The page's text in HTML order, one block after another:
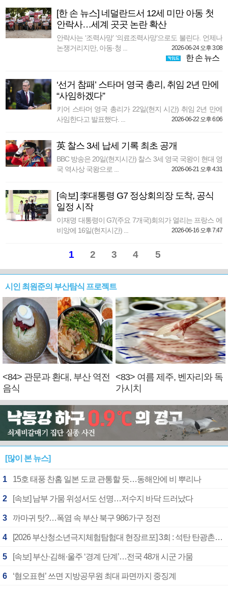
[한 손 뉴스] 네덜란드서 12세 미만 아동 첫
안락사…세계 곳곳 논란 확산
안락사는 ‘조력사망’ ‘의료조력사망’으로도 불린다. 언제나
논쟁거리지만, 아동·청 ...
2026-06-24 오후 3:08
한 손 뉴스
‘선거 참패’ 스타머 영국 총리, 취임 2년 만에
“사임하겠다”
키어 스타머 영국 총리가 22일(현지 시간) 취임 2년 만에
사임한다고 발표했다. ...
2026-06-22 오후 6:06
英 찰스 3세 납세 기록 최초 공개
BBC 방송은 20일(현지시간) 찰스 3세 영국 국왕이 현대 영
국 역사상 국왕으로 ...
2026-06-21 오후 4:31
[속보] 李대통령 G7 정상회의장 도착, 공식
일정 시작
이재명 대통령이 G7(주요 7개국)회의가 열리는 프랑스 에
비앙에 16일(현지시간) ...
2026-06-16 오후 7:47
1 2 3 4 5
시인 최원준의 부산탐식 프로젝트
<84> 관문과 환대, 부산 역전
음식
<83> 여름 제주, 벤자리와 독
가시치
[많이 본 뉴스]
1 15호 태풍 찬홈 일본 도쿄 관통할 듯…동해안에 비 뿌리나
2 [속보] 남부 가뭄 위성서도 선명…저수지 바닥 드러났다
3 까마귀 탓?…폭염 속 부산 북구 986가구 정전
4 [2026 부산청소년극지체험탐험대 현장르포] 3회 : 석탄 탄광촌에서 북극 연구의 중심지로
5 [속보] 부산·김해·울주 ‘경계 단계’…전국 48개 시군 가뭄
6 ‘혐오표현’ 쓰면 지방공무원 최대 파면까지 중징계